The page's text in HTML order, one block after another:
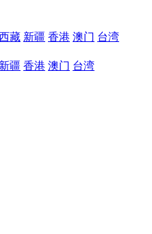
藏 新疆 香港 澳门 台湾
新疆 香港 澳门 台湾